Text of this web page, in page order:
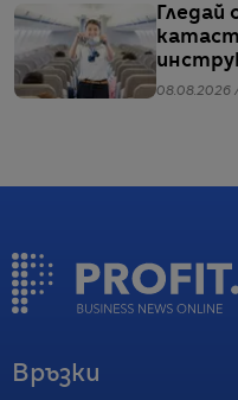
08.08.2026
Връзки